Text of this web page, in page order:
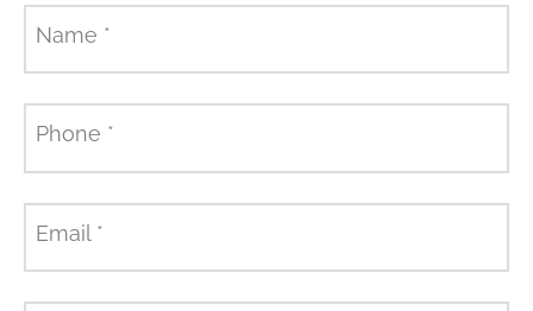
Name *
Phone *
Email *